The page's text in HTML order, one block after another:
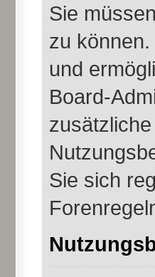
Sie
zu
und
Board-
Sie sich